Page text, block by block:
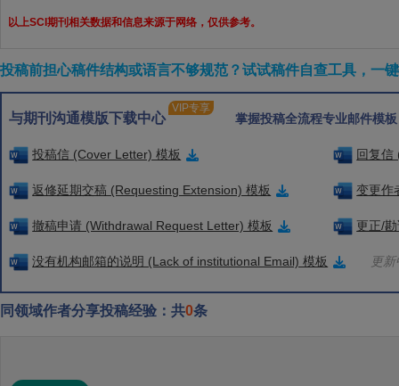
以上SCI期刊相关数据和信息来源于网络，仅供参考。
投稿前担心稿件结构或语言不够规范？试试稿件自查工具，一
与期刊沟通模版下载中心
VIP专享
掌握投稿全流程专业邮件模
投稿信 (Cover Letter) 模板 回复信
返修延期交稿 (Requesting Extension) 模板 变更作
撤稿申请 (Withdrawal Request Letter) 模板 更正/
没有机构邮箱的说明 (Lack of institutional Email) 模板 更
同领域作者分享投稿经验：共0条